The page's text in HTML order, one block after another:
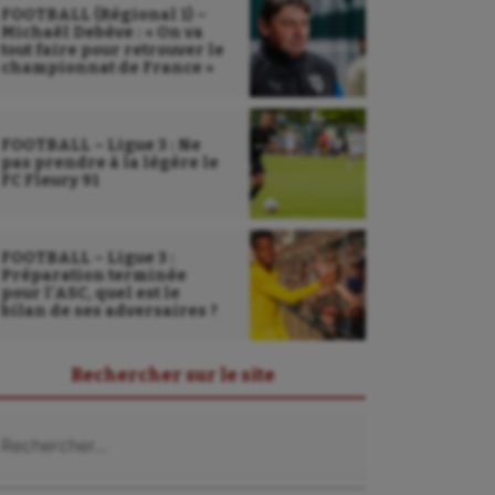
Sarbacane
Sauvetage sportif
FOOTBALL (Régional 1) –
Michaël Debève : « On va
tout faire pour retrouver le
championnat de France »
FOOTBALL – Ligue 3 : Ne
pas prendre à la légère le
FC Fleury 91
FOOTBALL – Ligue 3 :
Préparation terminée
pour l’ASC, quel est le
bilan de ses adversaires ?
Rechercher sur le site